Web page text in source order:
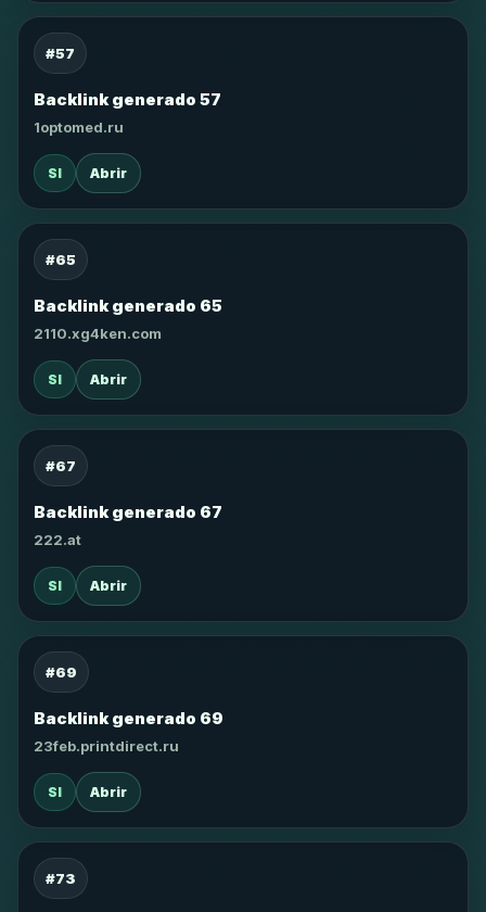
#57
Backlink generado 57
1optomed.ru
SI Abrir
#65
Backlink generado 65
2110.xg4ken.com
SI Abrir
#67
Backlink generado 67
222.at
SI Abrir
#69
Backlink generado 69
23feb.printdirect.ru
SI Abrir
#73